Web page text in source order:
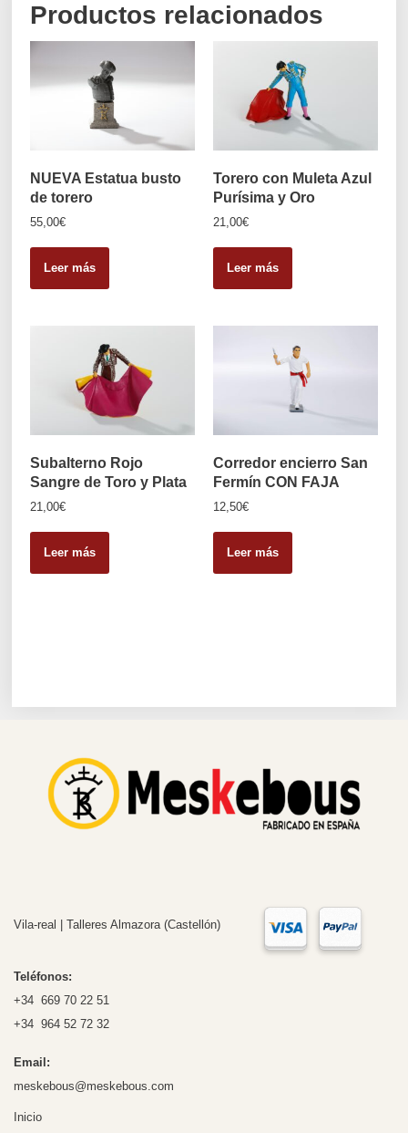
Productos relacionados
NUEVA Estatua busto
de torero
55,00€
Leer más
Torero con Muleta Azul
Purísima y Oro
21,00€
Leer más
Subalterno Rojo
Sangre de Toro y Plata
21,00€
Leer más
Corredor encierro San
Fermín CON FAJA
12,50€
Leer más
Vila-real | Talleres Almazora (Castellón)
Teléfonos:
+34 669 70 22 51
+34 964 52 72 32
Email:
meskebous@meskebous.com
Inicio